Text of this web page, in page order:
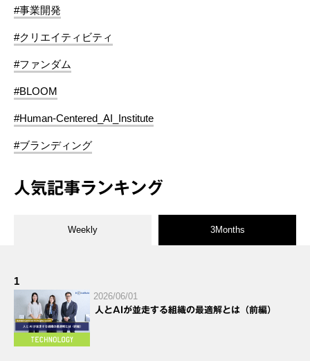
#事業開発
#クリエイティビティ
#ファンダム
#BLOOM
#Human-Centered_AI_Institute
#ブランディング
人気記事ランキング
Weekly 3Months
1
2026/06/01
人とAIが並走する組織の最適解とは（前編）